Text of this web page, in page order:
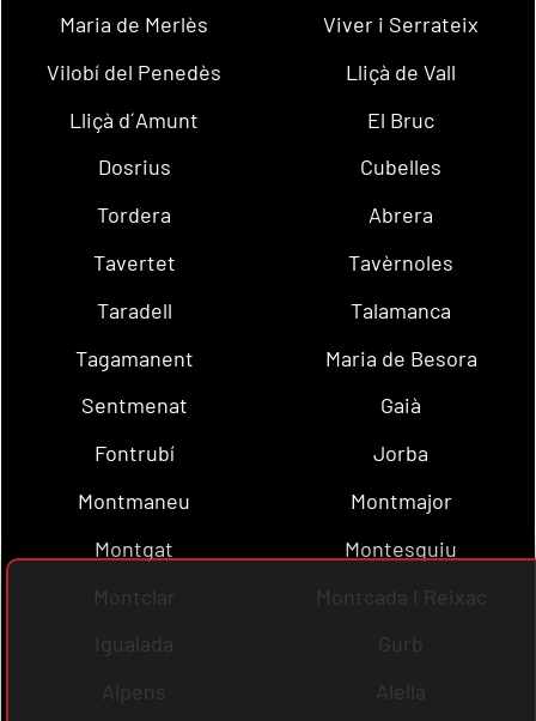
Maria de Merlès
Viver i Serrateix
Vilobí del Penedès
Lliçà de Vall
Lliçà d´Amunt
El Bruc
Dosrius
Cubelles
Tordera
Abrera
Tavertet
Tavèrnoles
Taradell
Talamanca
Tagamanent
Maria de Besora
Sentmenat
Gaià
Fontrubí
Jorba
Montmaneu
Montmajor
Montgat
Montesquiu
Montclar
Montcada i Reixac
Igualada
Gurb
Alpens
Alella